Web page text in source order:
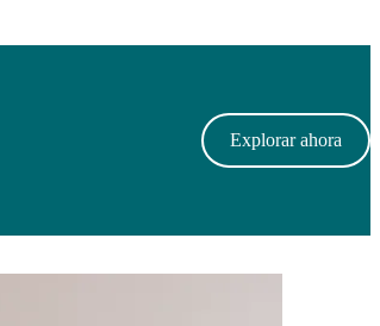
Explorar ahora